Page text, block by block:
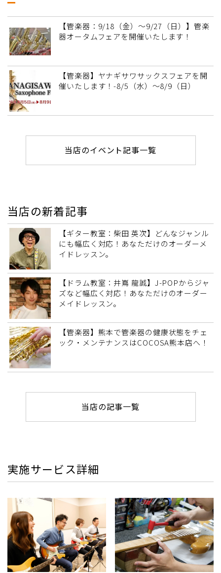
【管楽器：9/18（金）～9/27（日）】管楽
器オータムフェアを開催いたします！
【管楽器】ヤナギサワサックスフェアを開
催いたします！-8/5（水）～8/9（日）
当店のイベント記事一覧
当店の新着記事
【ギター教室：柴田 英次】どんなジャンル
にも幅広く対応！あなただけのオーダーメ
イドレッスン。
【ドラム教室：井嶌 龍誠】J-POPからジャ
ズなど幅広く対応！あなただけのオーダー
メイドレッスン。
【管楽器】熊本で管楽器の健康状態をチェ
ック・メンテナンスはCOCOSA熊本店へ！
当店の記事一覧
実施サービス詳細